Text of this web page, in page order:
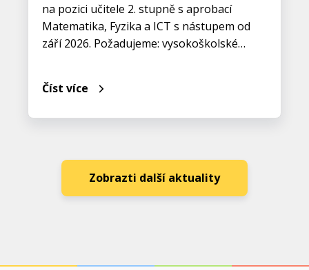
na pozici učitele 2. stupně s aprobací
Matematika, Fyzika a ICT s nástupem od
září 2026. Požadujeme: vysokoškolské…
Číst více
Zobrazti další aktuality